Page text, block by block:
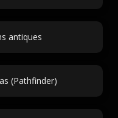
antiques
(Pathfinder)